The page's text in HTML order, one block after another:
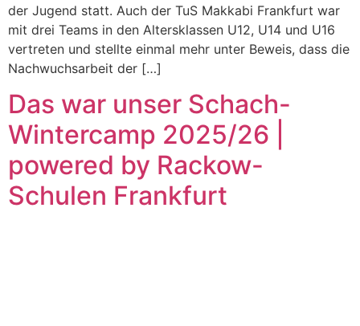
der Jugend statt. Auch der TuS Makkabi Frankfurt war
mit drei Teams in den Altersklassen U12, U14 und U16
vertreten und stellte einmal mehr unter Beweis, dass die
Nachwuchsarbeit der […]
Das war unser Schach-
Wintercamp 2025/26 |
powered by Rackow-
Schulen Frankfurt